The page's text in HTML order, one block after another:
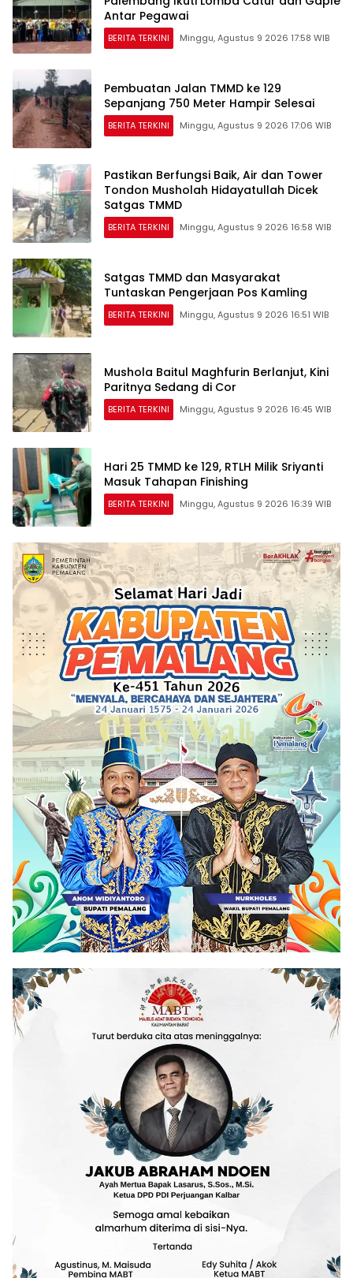
Antar Pegawai
BERITA TERKINI Minggu, Agustus 9 2026 17:58 WIB
Pembuatan Jalan TMMD ke 129
Sepanjang 750 Meter Hampir Selesai
BERITA TERKINI Minggu, Agustus 9 2026 17:06 WIB
Pastikan Berfungsi Baik, Air dan Tower
Tondon Musholah Hidayatullah Dicek
Satgas TMMD
BERITA TERKINI Minggu, Agustus 9 2026 16:58 WIB
Satgas TMMD dan Masyarakat
Tuntaskan Pengerjaan Pos Kamling
BERITA TERKINI Minggu, Agustus 9 2026 16:51 WIB
Mushola Baitul Maghfurin Berlanjut, Kini
Paritnya Sedang di Cor
BERITA TERKINI Minggu, Agustus 9 2026 16:45 WIB
Hari 25 TMMD ke 129, RTLH Milik Sriyanti
Masuk Tahapan Finishing
BERITA TERKINI Minggu, Agustus 9 2026 16:39 WIB